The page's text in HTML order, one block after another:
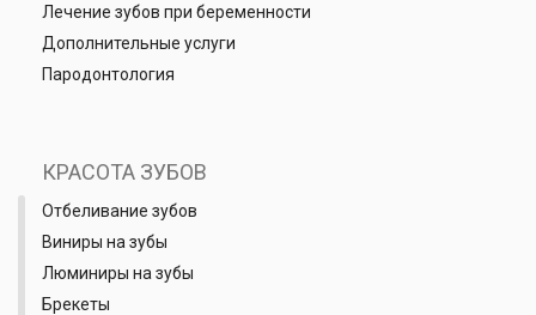
Лечение зубов при беременности
Дополнительные услуги
Пародонтология
КРАСОТА ЗУБОВ
Отбеливание зубов
Виниры на зубы
Люминиры на зубы
Брекеты